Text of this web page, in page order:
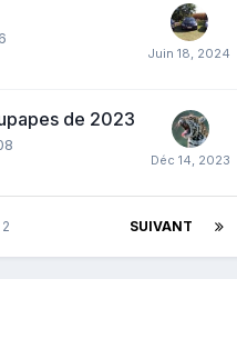
de 2023
SUIVANT